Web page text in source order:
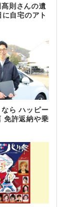
則さんの遺
自宅のアト
ら ハッピー
免許返納や乗